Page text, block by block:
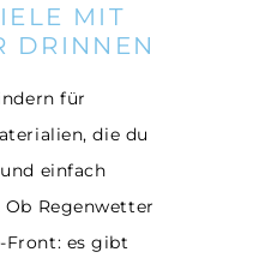
MIT
DRINNEN
für
die du
einfach
Regenwetter
Front: es gibt